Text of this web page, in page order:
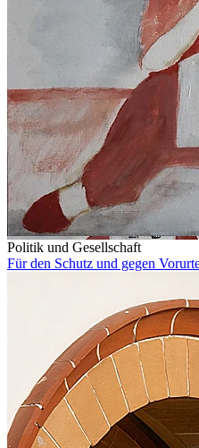
Politik und Gesellschaft
Für den Schutz und gegen